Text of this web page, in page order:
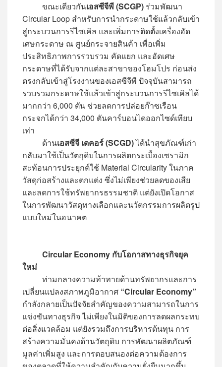
ขณะเดียวกันเอสซีจีพี (SCGP) ร่วมพัฒนา
Circular Loop สำหรับการนำกระดาษใช้แล้วกลับเข้า
สู่กระบวนการรีไซเคิล และเพิ่มการติดตั้งเครื่องอัด
เศษกระดาษ ณ ศูนย์กระจายสินค้า เพื่อเพิ่ม
ประสิทธิภาพการรวบรวม คัดแยก และอัดเศษ
กระดาษที่ได้รับจากแต่ละสาขาของโฮมโปร ก่อนส่ง
ตรงกลับเข้าสู่โรงงานของเอสซีจีพี ปัจจุบันสามารถ
รวบรวมกระดาษใช้แล้วเข้าสู่กระบวนการรีไซเคิลได้
มากกว่า 6,000 ตัน ช่วยลดการปล่อยก๊าซเรือน
กระจกได้กว่า 34,000 ตันคาร์บอนไดออกไซด์เทียบ
เท่า
ด้านเอสซีจี เดคอร์ (SCGD)ได้นำสุขภัณฑ์เก่า
กลับมาใช้เป็นวัตถุดิบในการผลิตกระเบื้องเซรามิก
สะท้อนการประยุกต์ใช้ Material Circularity ในภาค
วัสดุก่อสร้างและตกแต่ง ซึ่งไม่เพียงช่วยลดของเสีย
และลดการใช้ทรัพยากรธรรมชาติ แต่ยังเปิดโอกาส
ในการพัฒนาวัสดุทางเลือกและนวัตกรรมการผลิตรูป
แบบใหม่ในอนาคต
Circular Economy กับโอกาสทางธุรกิจยุค
ใหม่
ท่ามกลางความท้าทายด้านทรัพยากรและการ
เปลี่ยนแปลงสภาพภูมิอากาศ “Circular Economy”
กำลังกลายเป็นปัจจัยสำคัญของความสามารถในการ
แข่งขันทางธุรกิจ ไม่เพียงในมิติของการลดผลกระทบ
ต่อสิ่งแวดล้อม แต่ยังรวมถึงการบริหารต้นทุน การ
สร้างความมั่นคงด้านวัตถุดิบ การพัฒนาผลิตภัณฑ์
มูลค่าเพิ่มสูง และการตอบสนองต่อความต้องการ